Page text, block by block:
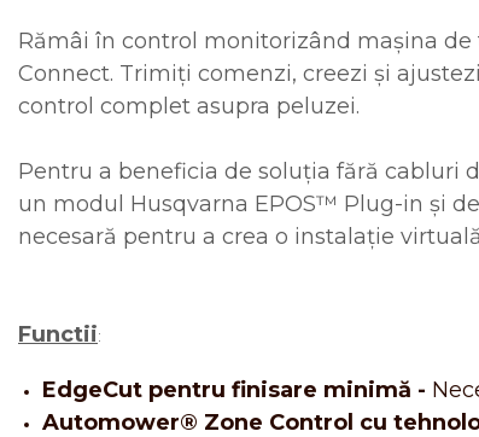
Rămâi în control monitorizând mașina
Connect. Trimiți comenzi, creezi și
control complet asupra peluzei.
Pentru a beneficia de soluția fără cabluri
un modul Husqvarna EPOS™ Plug-in și
necesară pentru a crea o instalație
Functii:
EdgeCut pentru finisare minimă -
Automower® Zone Control cu